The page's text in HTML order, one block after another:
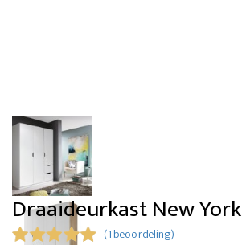
Draaideurkast New York
(1 beoordeling)